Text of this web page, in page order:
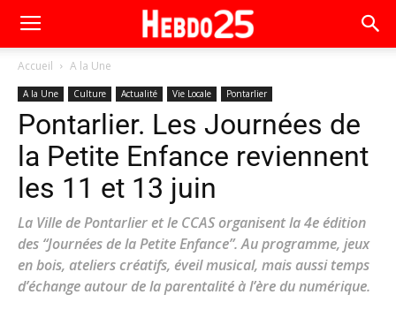
Accueil A la Une
A la Une Culture Actualité Vie Locale Pontarlier
Pontarlier. Les Journées de
la Petite Enfance reviennent
les 11 et 13 juin
La Ville de Pontarlier et le CCAS organisent la 4e édition
des “Journées de la Petite Enfance”. Au programme, jeux
en bois, ateliers créatifs, éveil musical, mais aussi temps
d’échange autour de la parentalité à l’ère du numérique.